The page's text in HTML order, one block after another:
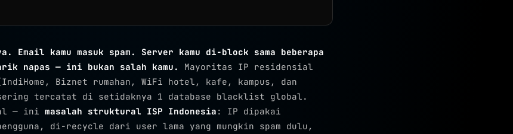
Email kamu masuk spam. Server kamu di-block sama beberapa
napas — ini bukan salah kamu.
Mayoritas IP residensial
Biznet rumahan, WiFi hotel, kafe, kampus, dan
sering tercatat di setidaknya 1 database blacklist global.
— ini masalah struktural ISP Indonesia : IP dipakai
di-recycle dari user lama yang mungkin spam dulu,